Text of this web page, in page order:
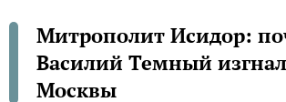
Митрополит Исидор:
Василий Темный
Москвы